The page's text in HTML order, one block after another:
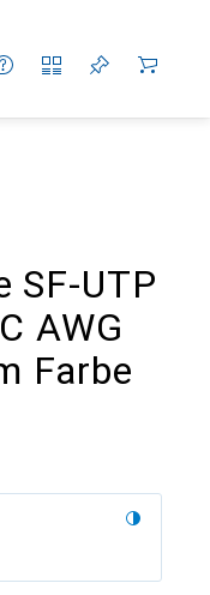
SF-UTP
AWG
Farbe